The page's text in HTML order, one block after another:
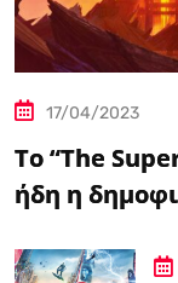
17/04/2023
Το “The
ήδη η